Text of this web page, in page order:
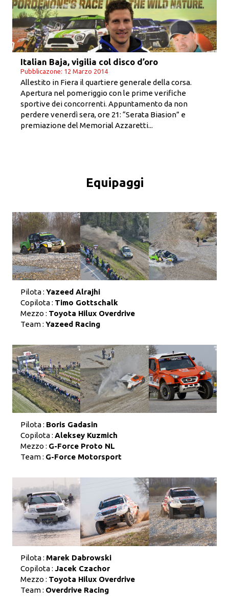
Italian Baja, vigilia col disco d’oro
Pubblicazone: 12 Marzo 2014
Allestito in Fiera il quartiere generale della corsa.
Apertura nel pomeriggio con le prime verifiche
sportive dei concorrenti. Appuntamento da non
perdere venerdì sera, ore 21: “Serata Biasion” e
premiazione del Memorial Azzaretti...
Equipaggi
Pilota : Yazeed Alrajhi
Copilota : Timo Gottschalk
Mezzo : Toyota Hilux Overdrive
Team : Yazeed Racing
Pilota : Boris Gadasin
Copilota : Aleksey Kuzmich
Mezzo : G-Force Proto NL
Team : G-Force Motorsport
Pilota : Marek Dabrowski
Copilota : Jacek Czachor
Mezzo : Toyota Hilux Overdrive
Team : Overdrive Racing